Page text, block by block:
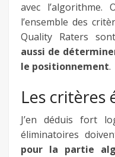
avec
l’ensemble des
Quality Raters
aussi de
le positionnement.
Les critères
J’en déduis fort
éliminatoires
pour la partie